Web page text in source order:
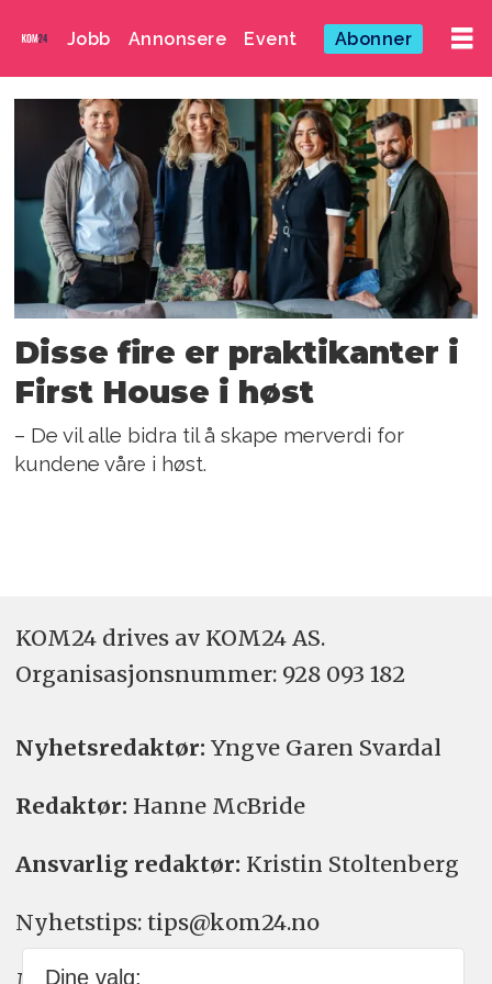
Jobb Annonsere Event Abonner
Emne:
ola
buvik
skedsmo
Disse fire er praktikanter i
First House i høst
– De vil alle bidra til å skape merverdi for
kundene våre i høst.
KOM24 drives av KOM24 AS.
Organisasjons­nummer: 928 093 182
Nyhetsredaktør: Yngve Garen Svardal
Redaktør: Hanne McBride
Ansvarlig redaktør: Kristin Stoltenberg
Nyhetstips: tips@kom24.no
Dine valg: